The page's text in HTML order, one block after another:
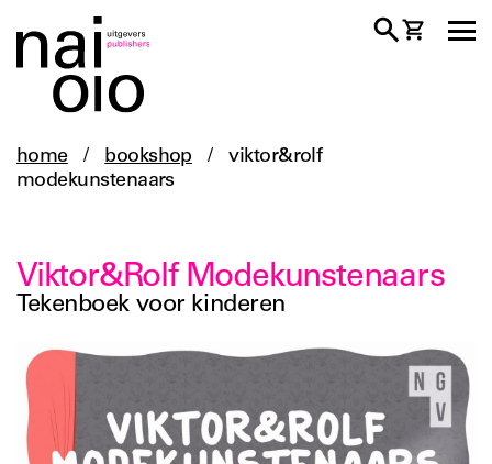
home / bookshop /
viktor&rolf
modekunstenaars
Viktor&Rolf Modekunstenaars
Tekenboek voor kinderen